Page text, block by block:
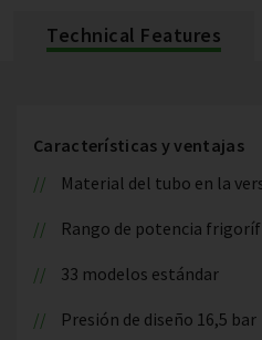
Technical Features
Características y ventajas
Material del tubo en la
Rango de potencia
33 modelos estándar
Presión de diseño 16,5 bar